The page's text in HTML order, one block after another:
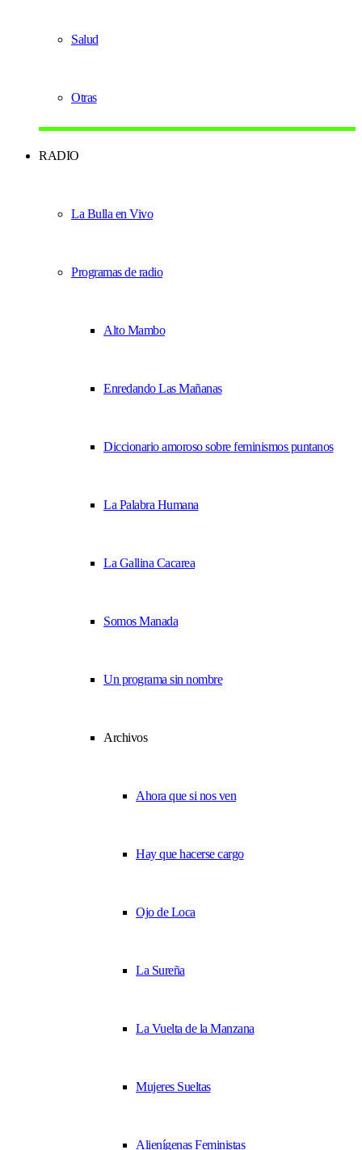
Salud
Otras
RADIO
La Bulla en Vivo
Programas de radio
Alto Mambo
Enredando Las Mañanas
Diccionario amoroso sobre feminismos puntanos
La Palabra Humana
La Gallina Cacarea
Somos Manada
Un programa sin nombre
Archivos
Ahora que si nos ven
Hay que hacerse cargo
Ojo de Loca
La Sureña
La Vuelta de la Manzana
Mujeres Sueltas
Alienígenas Feministas